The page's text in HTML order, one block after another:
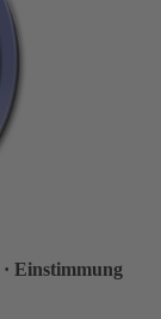
· Einstimmung